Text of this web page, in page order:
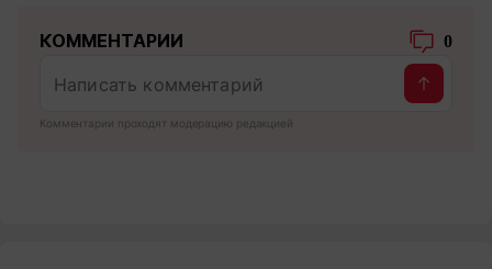
КОММЕНТАРИИ 0
Комментарии проходят модерацию редакцией